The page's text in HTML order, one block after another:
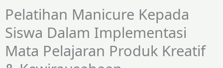
Pelatihan Manicure Kepada
Siswa Dalam Implementasi
Mata Pelajaran Produk Kreatif